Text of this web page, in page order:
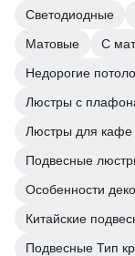
Светодиодные
Матовые
С
Недорогие
Люстры с
Люстры для кафе
Подвесные
Особенности
Китайские
Подвесные Тип